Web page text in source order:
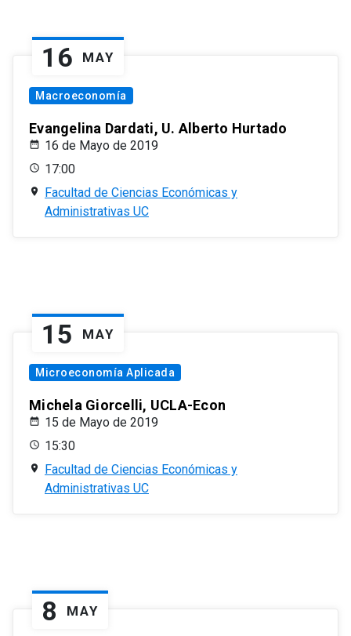
16 MAY
Macroeconomía
Evangelina Dardati, U. Alberto Hurtado
16 de Mayo de 2019
17:00
Facultad de Ciencias Económicas y
Administrativas UC
15 MAY
Microeconomía Aplicada
Michela Giorcelli, UCLA-Econ
15 de Mayo de 2019
15:30
Facultad de Ciencias Económicas y
Administrativas UC
8 MAY